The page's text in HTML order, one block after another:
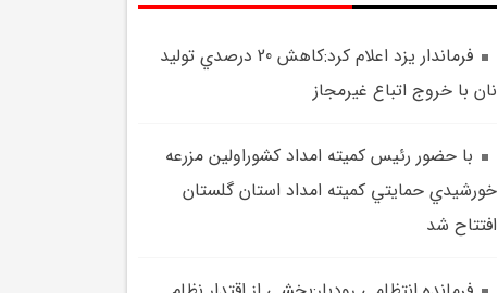
فرماندار يزد اعلام کرد:کاهش 20 درصدي توليد
نان با خروج اتباع غيرمجاز
با حضور رئيس کميته امداد کشوراولين مزرعه
خورشيدي حمايتي کميته امداد استان گلستان
افتتاح شد